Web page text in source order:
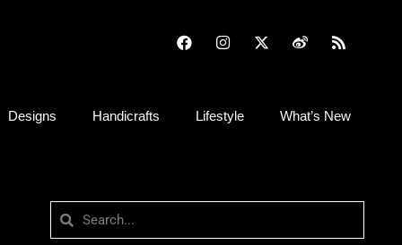
Designs Handicrafts Lifestyle What’s New